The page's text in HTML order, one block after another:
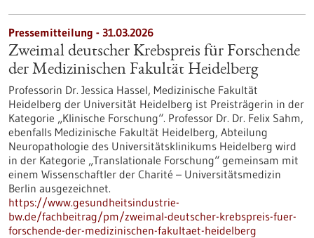
Pressemitteilung - 31.03.2026
Zweimal deutscher Krebspreis für Forschende
der Medizinischen Fakultät Heidelberg
Professorin Dr. Jessica Hassel, Medizinische Fakultät
Heidelberg der Universität Heidelberg ist Preisträgerin in der
Kategorie „Klinische Forschung“. Professor Dr. Dr. Felix Sahm,
ebenfalls Medizinische Fakultät Heidelberg, Abteilung
Neuropathologie des Universitätsklinikums Heidelberg wird
in der Kategorie „Translationale Forschung“ gemeinsam mit
einem Wissenschaftler der Charité – Universitätsmedizin
Berlin ausgezeichnet.
https://www.gesundheitsindustrie-
bw.de/fachbeitrag/pm/zweimal-deutscher-krebspreis-fuer-
forschende-der-medizinischen-fakultaet-heidelberg